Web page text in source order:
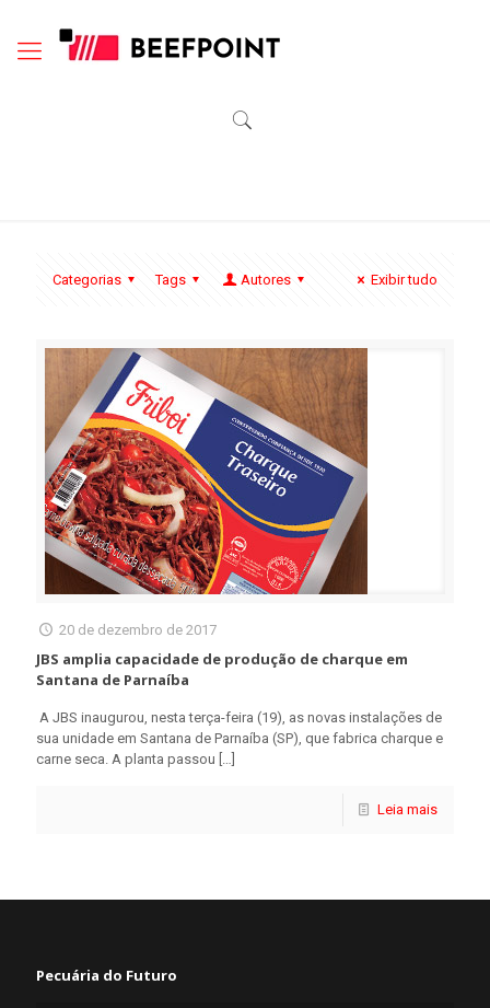
Categorias Tags Autores Exibir tudo
20 de dezembro de 2017
JBS amplia capacidade de produção de charque em
Santana de Parnaíba
A JBS inaugurou, nesta terça-feira (19), as novas instalações de
sua unidade em Santana de Parnaíba (SP), que fabrica charque e
carne seca. A planta passou […]
Leia mais
Pecuária do Futuro